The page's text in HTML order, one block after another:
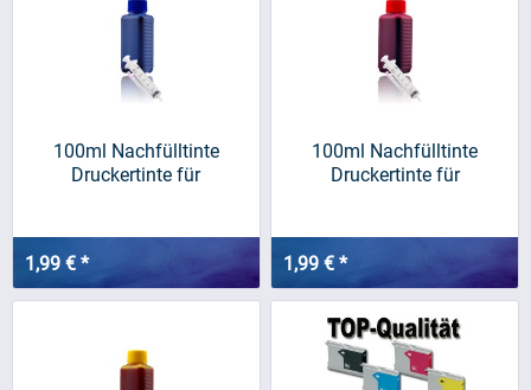
100ml Nachfülltinte
Druckertinte für
1,99 € *
100ml Nachfülltinte
Druckertinte für
1,99 € *